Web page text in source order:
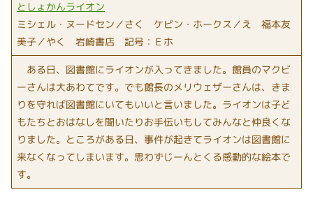
としょかんライオン
ミシェル・ヌードセン／さく ケビン・ホークス／え 福本友
美子／やく 岩崎書店 記号：Ｅホ
ある日、図書館にライオンが入ってきました。館員のマクビ
ーさんは大あわてです。でも館長のメリウェザーさんは、きま
りを守れば図書館にいてもいいと言いました。ライオンは子ど
もたちとおはなしを聞いたりお手伝いもしてみんなと仲良くな
りました。ところがある日、事件が起きてライオンは図書館に
来なくなってしまいます。思わずじーんとくる感動的な絵本で
す。